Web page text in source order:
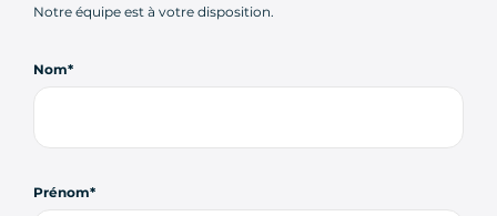
Notre équipe est à votre disposition.
Nom
Prénom